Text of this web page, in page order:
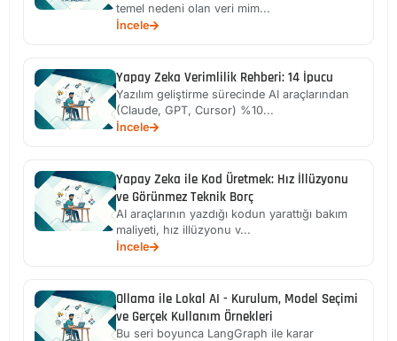
temel nedeni olan veri mim...
İncele
Yapay Zeka Verimlilik Rehberi: 14 İpucu
Yazılım geliştirme sürecinde AI araçlarından
(Claude, GPT, Cursor) %10...
İncele
Yapay Zeka ile Kod Üretmek: Hız İllüzyonu
ve Görünmez Teknik Borç
AI araçlarının yazdığı kodun yarattığı bakım
maliyeti, hız illüzyonu v...
İncele
Ollama ile Lokal AI - Kurulum, Model Seçimi
ve Gerçek Kullanım Örnekleri
Bu seri boyunca LangGraph ile karar